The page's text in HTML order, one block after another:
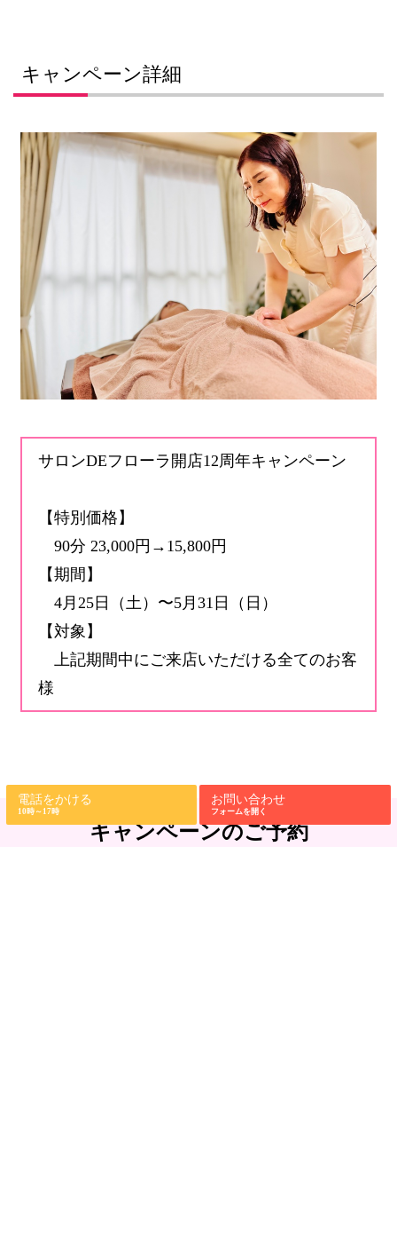
キャンペーン詳細
サロンDEフローラ開店12周年キャンペーン
【特別価格】
90分 23,000円→15,800円
【期間】
4月25日（土）〜5月31日（日）
【対象】
上記期間中にご来店いただける全てのお客
様
キャンペーンのご予約
電話をかける
10時～17時
お問い合わせ
フォームを開く